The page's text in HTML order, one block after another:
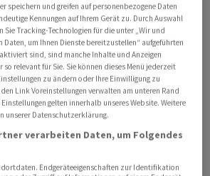
gebremst, nachdem er am Vortag
hin zur Marke von 25.000 Punkten
Ende der ersten Handelsstunde
auf 24.711 Punkte nach. Der MDax
deutschen Werten bewegte sich
fast auf Vortagsniveau. Der
EuroStoxx lag moderat im Minus.
spiegelt auch
speichern und greifen auf personenbezogene Daten
Kennungen auf Ihrem Gerät zu. Durch Auswahl
Tracking-Technologien für die unter „Wir und
Daten, um Ihnen Dienste bereitzustellen“ aufgeführten
sind, sind manche Inhalte und Anzeigen
so relevant für Sie. Sie können dieses Menü jederzeit
zu ändern oder Ihre Einwilligung zu
Link Voreinstellungen verwalten am unteren Rand
gelten innerhalb unseres Website. Weitere
unserer Datenschutzerklärung.
verarbeiten Daten, um Folgendes
Endgeräteeigenschaften zur Identifikation